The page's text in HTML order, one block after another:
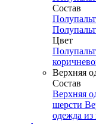
Состав
Цвет
Верхняя
Состав
Верхняя
шерсти
одежда из